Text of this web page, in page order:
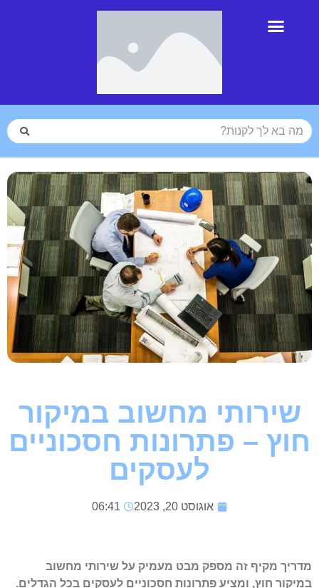
שירותי מחשוב במיקור
חוץ – פתרונות חסכוניים
לעסקים
אוגוסט 20, 2023 06:41
מדריך מקיף זה מספק מבט מעמיק על שירותי מחשוב
במיקור חוץ, ומציע פתרונות חסכוניים לעסקים בכל הגדלים.